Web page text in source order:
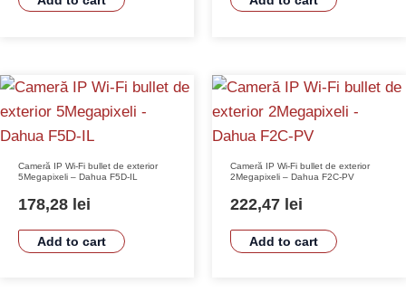
Cameră IP Wi-Fi bullet de exterior
5Megapixeli – Dahua F5D-IL
178,28 lei
Add to cart
Cameră IP Wi-Fi bullet de exterior
2Megapixeli – Dahua F2C-PV
222,47 lei
Add to cart